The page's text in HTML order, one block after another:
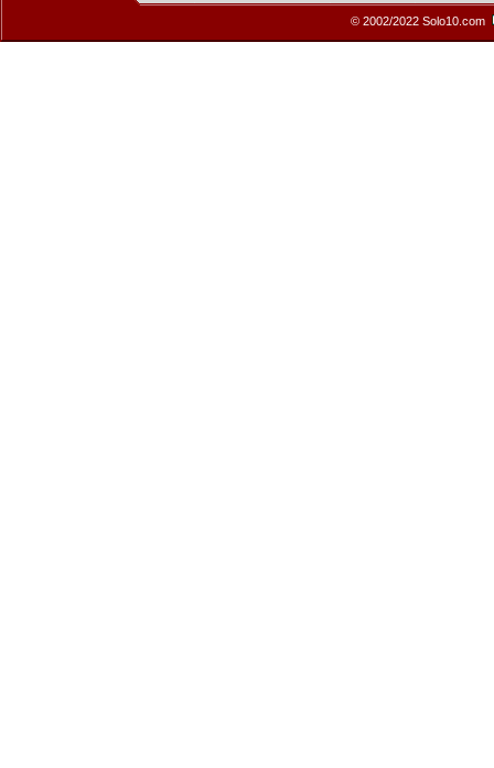
© 2002/2022 Solo10.com